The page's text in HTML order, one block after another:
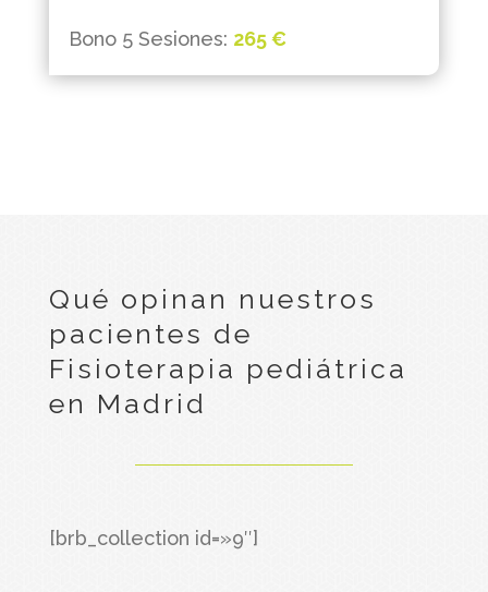
Bono 5 Sesiones: 265 €
Qué opinan nuestros
pacientes de
Fisioterapia pediátrica
en Madrid
[brb_collection id=»9″]